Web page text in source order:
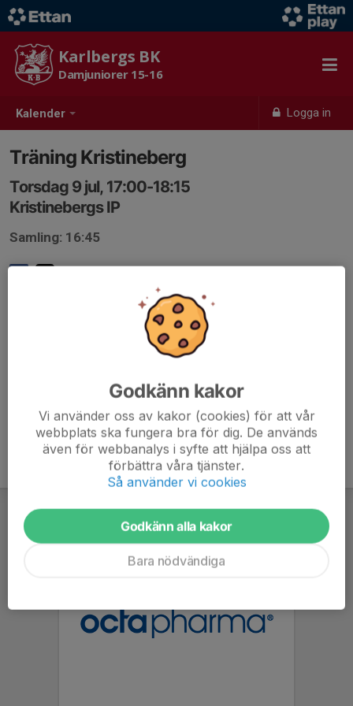
Kalender Logga in
Karlbergs BK
Damjuniorer 15-16
Träning Kristineberg
Torsdag 9 jul, 17:00-18:15
Kristinebergs IP
Samling: 16:45
Godkänn kakor
Vi använder oss av kakor (cookies) för att vår
webbplats ska fungera bra för dig. De används
även för webbanalys i syfte att hjälpa oss att
förbättra våra tjänster.
Så använder vi cookies
Godkänn alla kakor
Bara nödvändiga